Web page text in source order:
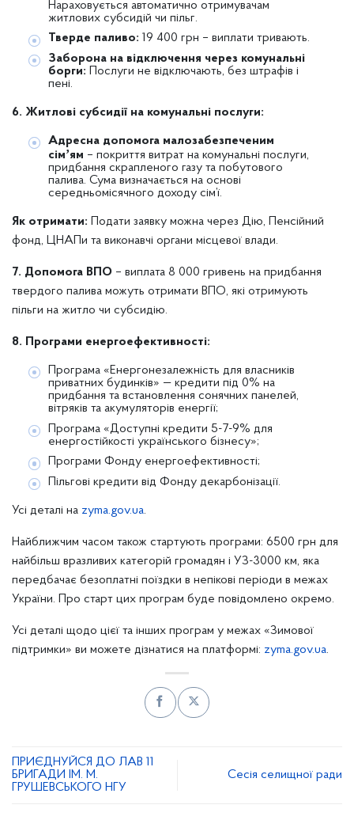
Нараховується автоматично отримувачам
житлових субсидій чи пільг.
Тверде паливо: 19 400 грн – виплати тривають.
Заборона на відключення через комунальні
борги: Послуги не відключають, без штрафів і
пені.
6. Житлові субсидії на комунальні послуги:
Адресна допомога малозабезпеченим
сімʼям – покриття витрат на комунальні послуги,
придбання скрапленого газу та побутового
палива. Сума визначається на основі
середньомісячного доходу сім’ї.
Як отримати:
Подати заявку можна через Дію, Пенсійний
фонд, ЦНАПи та виконавчі органи місцевої влади.
7. Допомога ВПО – виплата 8 000 гривень на придбання
твердого палива можуть отримати ВПО, які отримують
пільги на житло чи субсидію.
8. Програми енергоефективності:
Програма «Енергонезалежність для власників
приватних будинків» — кредити під 0% на
придбання та встановлення сонячних панелей,
вітряків та акумуляторів енергії;
Програма «Доступні кредити 5-7-9% для
енергостійкості українського бізнесу»;
Програми Фонду енергоефективності;
Пільгові кредити від Фонду декарбонізації.
Усі деталі на zyma.gov.ua.
Найближчим часом також стартують програми: 6500 грн для
найбільш вразливих категорій громадян і УЗ-3000 км, яка
передбачає безоплатні поїздки в непікові періоди в межах
України. Про старт цих програм буде повідомлено окремо.
Усі деталі щодо цієї та інших програм у межах «Зимової
підтримки» ви можете дізнатися на платформі: zyma.gov.ua.
ПРИЄДНУЙСЯ ДО ЛАВ 11
БРИГАДИ ІМ. М.
ГРУШЕВСЬКОГО НГУ
Сесія селищної ради